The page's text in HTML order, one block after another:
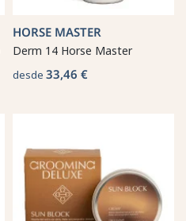
HORSE MASTER
Derm 14 Horse Master
desde 33,46 €